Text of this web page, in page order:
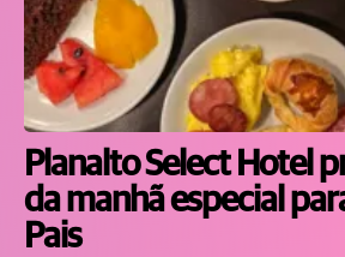
Planalto Select Hotel
da manhã especial
Pais